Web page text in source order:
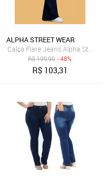
Karen Azul-Marinho
ALPHA STREET WEAR
Calça Flare Jeans Alpha Street
R$199,90 - 48%
R$ 103,31